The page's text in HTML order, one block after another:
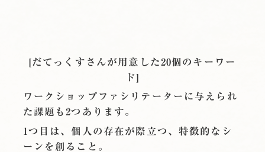
[だてっくすさんが用意した20個のキーワー
ド]
ワークショップファシリテーターに与えられ
た課題も2つあります。
1つ目は、個人の存在が際立つ、特徴的なシ
ーンを創ること。